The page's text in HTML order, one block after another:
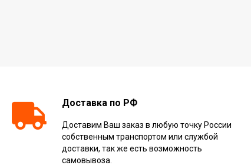
Доставка по РФ
Доставим Ваш заказ в любую точку России
собственным транспортом или службой
доставки, так же есть возможность
самовывоза.